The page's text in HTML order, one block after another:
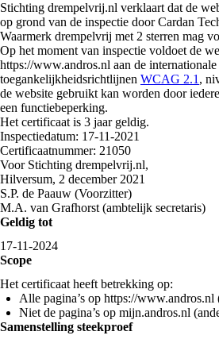
Stichting drempelvrij.nl verklaart dat de
op grond van de inspectie door Cardan
Waarmerk drempelvrij met 2 sterren mag
Op het moment van inspectie voldoet de
https://www.andros.nl aan de internationale
toegankelijkheidsrichtlijnen WCAG 2.1 ,
de website gebruikt kan worden door
een functiebeperking.
Het certificaat is 3 jaar geldig.
Inspectiedatum: 17-11-2021
Certificaatnummer: 21050
Voor Stichting drempelvrij.nl,
Hilversum, 2 december 2021
S.P. de Paauw (Voorzitter)
M.A. van Grafhorst (ambtelijk secretaris)
Geldig tot
17-11-2024
Scope
Het certificaat heeft betrekking op:
Alle pagina’s op https://
Niet de pagina’s op mijn.andros.nl
Samenstelling steekproef